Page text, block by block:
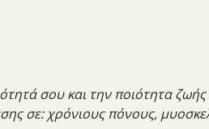
σου και την ποιότητα ζωής
σε: χρόνιους πόνους,